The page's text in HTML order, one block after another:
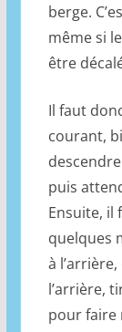
berge.
même si
être
Il faut
courant,
puis
Ensuite, il
quelques
à
l’arrière,
pour faire